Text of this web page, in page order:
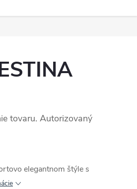
tovaru. Autorizovaný
elegantnom štýle s